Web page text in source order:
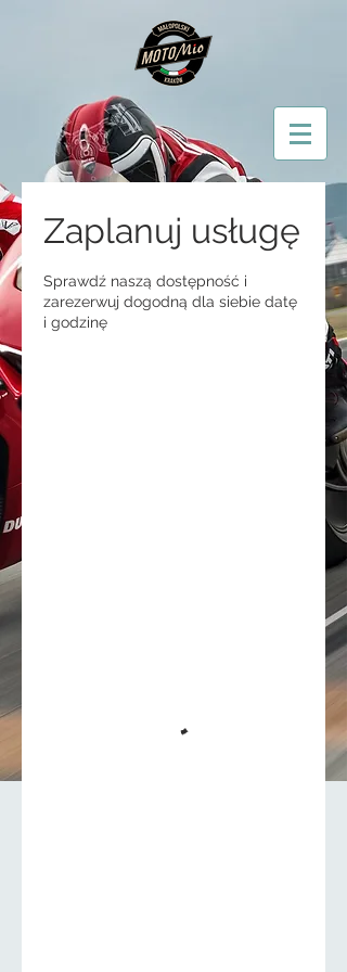
Zaplanuj usługę
Sprawdź naszą dostępność i
zarezerwuj dogodną dla siebie datę
i godzinę